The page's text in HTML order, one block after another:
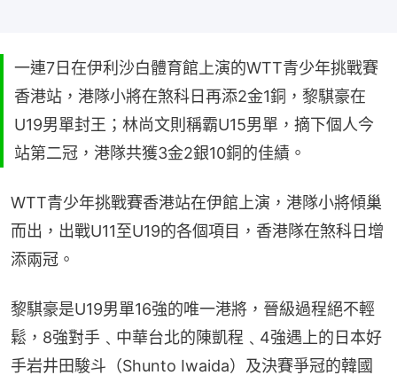
一連7日在伊利沙白體育館上演的WTT青少年挑戰賽
香港站，港隊小將在煞科日再添2金1銅，黎騏豪在
U19男單封王；林尚文則稱霸U15男單，摘下個人今
站第二冠，港隊共獲3金2銀10銅的佳績。
WTT青少年挑戰賽香港站在伊館上演，港隊小將傾巢
而出，出戰U11至U19的各個項目，香港隊在煞科日增
添兩冠。
黎騏豪是U19男單16強的唯一港將，晉級過程絕不輕
鬆，8強對手﹑中華台北的陳凱程﹑4強遇上的日本好
手岩井田駿斗（Shunto Iwaida）及決賽爭冠的韓國